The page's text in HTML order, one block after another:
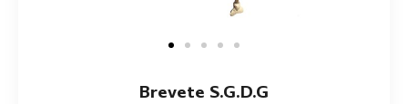
Brevete S.G.D.G